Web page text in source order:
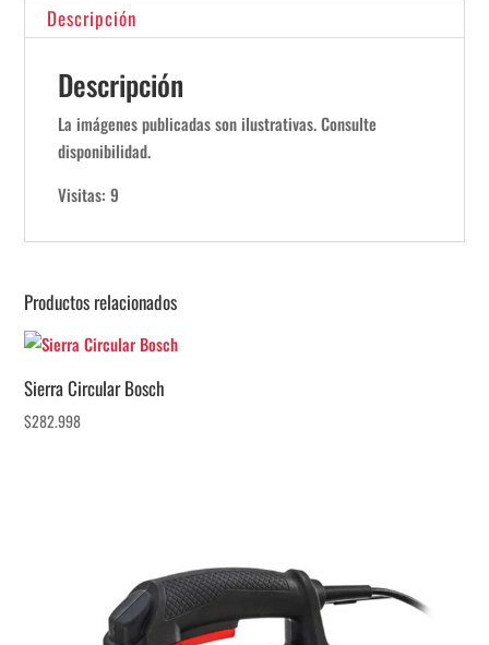
Descripción
Descripción
La imágenes publicadas son ilustrativas. Consulte
disponibilidad.
Visitas: 9
Productos relacionados
Sierra Circular Bosch
$282.998